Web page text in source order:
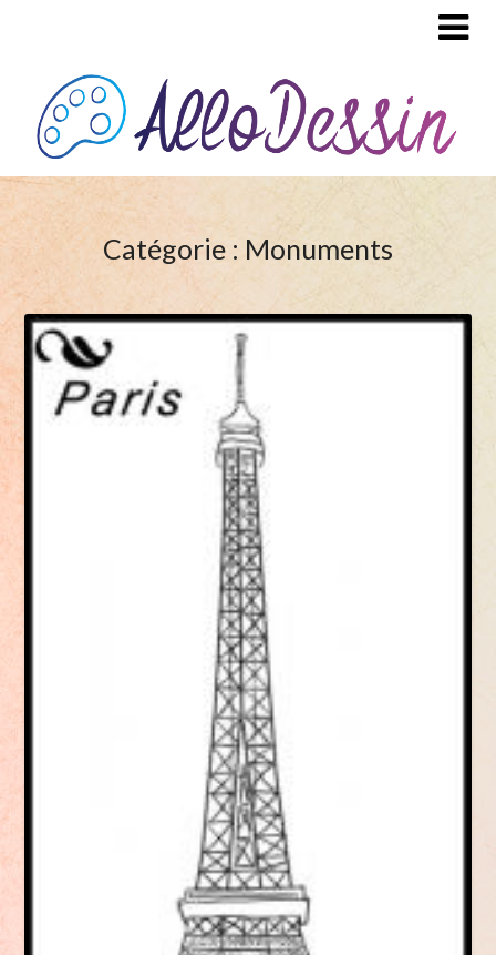
Catégorie : Monuments